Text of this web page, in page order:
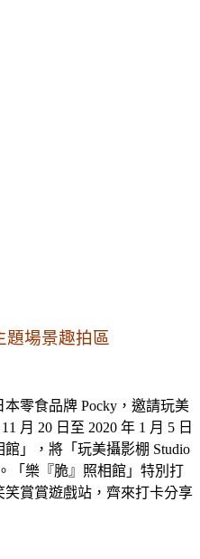
題場景趣拍區
零食品牌 Pocky，邀請玩美
月 20 日至 2020 年 1 月 5 日
」，將「玩美攝影棚 Studio
「樂『脆』照相館」特別打
賞賞遊戲站，齊來打卡分享